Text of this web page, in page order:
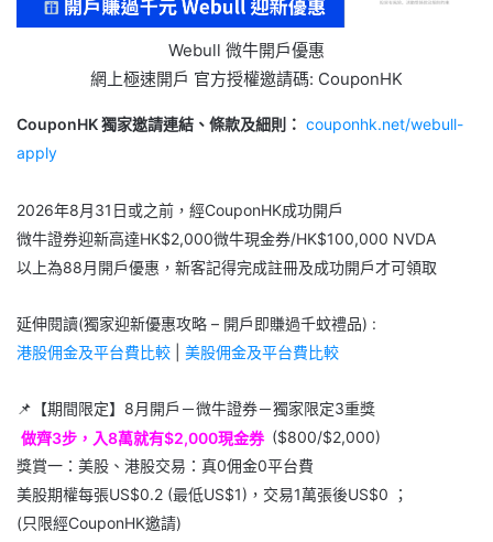
Webull 微牛開戶優惠
網上極速開戶 官方授權邀請碼: CouponHK
CouponHK 獨家邀請連結、條款及細則： couponhk.net/webull-
apply
2026年8月31日或之前，經CouponHK成功開戶
微牛證券迎新高達HK$2,000微牛現金券/HK$100,000 NVDA
以上為88月開戶優惠，新客記得完成註冊及成功開戶才可領取
延伸閱讀(獨家迎新優惠攻略 – 開戶即賺過千蚊禮品) :
港股佣金及平台費比較
美股佣金及平台費比較
📌【期間限定】8月開戶－微牛證券－獨家限定3重獎
做齊3步，入8萬就有$2,000現金券 ($800/$2,000)
獎賞一：美股、港股交易：真0佣金0平台費
美股期權每張US$0.2 (最低US$1)，交易1萬張後US$0 ；
(只限經CouponHK邀請)